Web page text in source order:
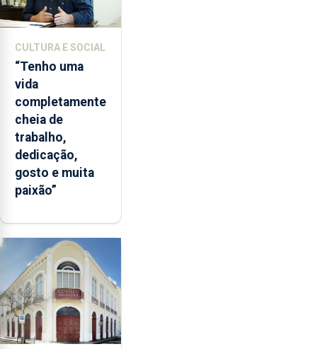
CULTURA E SOCIAL
“Tenho uma
vida
completamente
cheia de
trabalho,
dedicação,
gosto e muita
paixão”